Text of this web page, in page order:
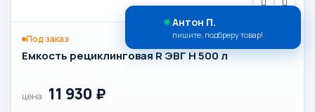
Под заказ
Емкость рециклинговая R ЭВГ H 500 л
цена 11 930 ₽
Антон П.
пишите, подбреру товар!